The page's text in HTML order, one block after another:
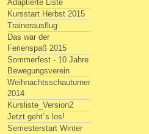
Adaptierte Liste
Kursstart Herbst 2015
Trainerausflug
Das war der
Ferienspaß 2015
Sommerfest - 10 Jahre
Bewegungsverein
Weihnachtsschauturnen
2014
Kursliste_Version2
Jetzt geht`s los!
Semesterstart Winter